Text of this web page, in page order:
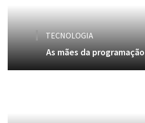
TECNOLOGIA
As mães da programação